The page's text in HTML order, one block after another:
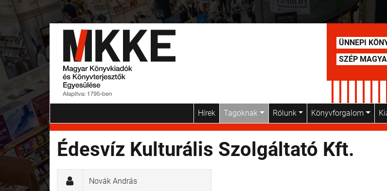
ÜNNEPI
SZÉP
Hírek Tagoknak Rólunk Könyvforgalom
Édesvíz Kulturális Szolgáltató Kft.
Novák András